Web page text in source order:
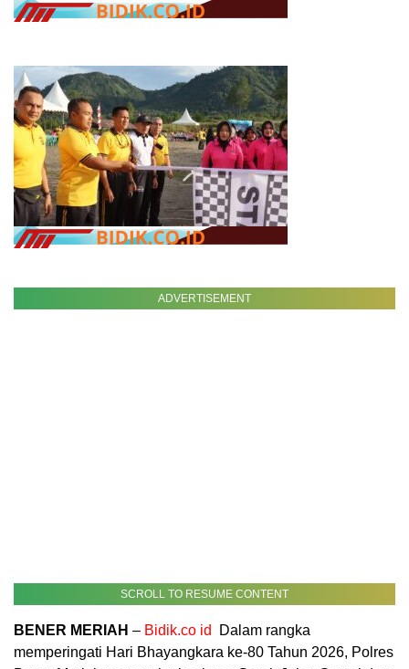
ADVERTISEMENT
SCROLL TO RESUME CONTENT
BENER MERIAH – Bidik.co id
Dalam rangka
memperingati Hari Bhayangkara ke-80 Tahun 2026, Polres